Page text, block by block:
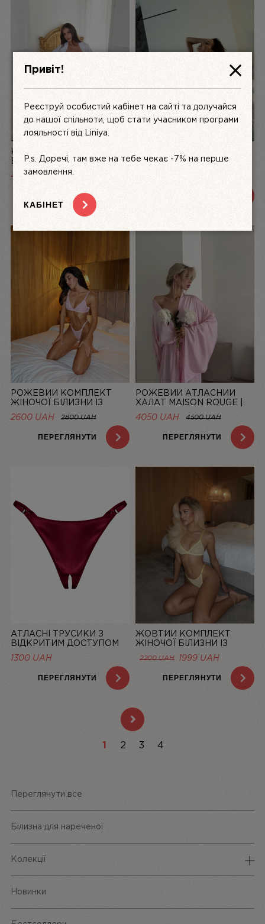
КОМПЛЕКТ ЖІНОЧОЇ
БІЛИЗНИ З АТЛАСУ ТА
МЕРЕЖИВА LA PERLE,
4999 UAH
ПЕРЕГЛЯНУТИ
ЖІНОЧОЇ БІЛИЗНИ З
РОЖЕВИЙ КОМПЛЕКТ
ЖІНОЧОЇ БІЛИЗНИ ІЗ
СІТОЧКИ BASIC PINK |
LINIYA
2600 UAH 2800 UAH
ПЕРЕГЛЯНУТИ
РОЖЕВИЙ АТЛАСНИЙ
ХАЛАТ MAISON ROUGE |
LINIYA
4050 UAH 4500 UAH
ПЕРЕГЛЯНУТИ
АТЛАСНІ ТРУСИКИ З
ВІДКРИТИМ ДОСТУПОМ
MISTIC, БОРДОВІ | LINIYA
1300 UAH
ПЕРЕГЛЯНУТИ
ЖОВТИЙ КОМПЛЕКТ
ЖІНОЧОЇ БІЛИЗНИ ІЗ
СІТОЧКИ BASIC LEMON |
LINIYA
2200UAH 1999 UAH
ПЕРЕГЛЯНУТИ
1 2 3 4
Переглянути все
Білизна для нареченої
Колекції
Новинки
Привіт!
Реєструй особистий кабінет на сайті та долучайся
до нашої спільноти, щоб стати учасником програми
лояльності від Liniya.
P.s. Доречі, там вже на тебе чекає -7% на перше
замовлення.
КАБІНЕТ